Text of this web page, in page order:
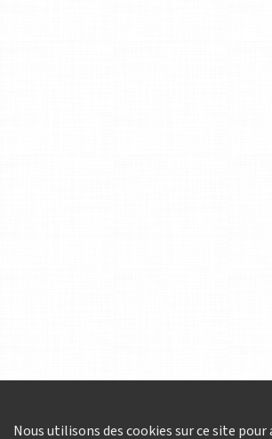
Nous utilisons des cookies sur ce site